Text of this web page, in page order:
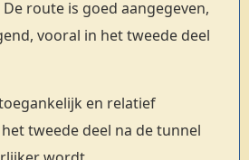
route is goed aangegeven,
vooral in het tweede deel
en relatief
tweede deel na de tunnel